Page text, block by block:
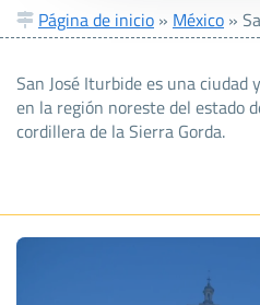
Página de inicio » México »
San José Iturbide es una
en la región noreste del estado
cordillera de la Sierra Gorda.